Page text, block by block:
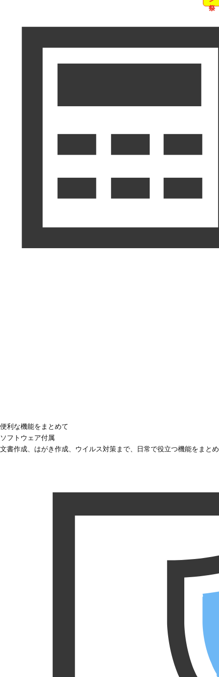
便利な機能をまとめて
ソフトウェア付属
文書作成、はがき作成、ウイルス対策まで、日常で役立つ機能をまと